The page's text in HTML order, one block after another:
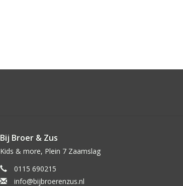
Bij Broer & Zus
Kids & more, Plein 7 Zaamslag
0115 690215
info@bijbroerenzus.nl